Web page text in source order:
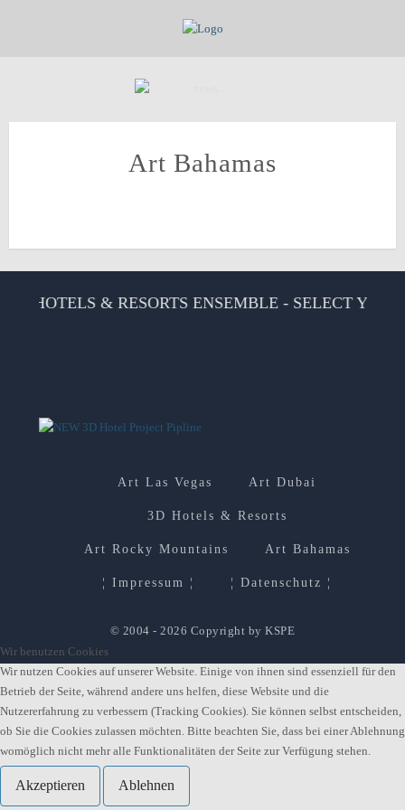
Art Bahamas
HOTELS & RESORTS ENSEMBLE - SELECT
Art Las Vegas Art Dubai
3D Hotels & Resorts
Art Rocky Mountains Art Bahamas
¦ Impressum ¦ ¦ Datenschutz ¦
© 2004 - 2026 Copyright by KSPE
Wir benutzen Cookies
Wir nutzen Cookies auf unserer Website. Einige von ihnen sind essenziell für den
Betrieb der Seite, während andere uns helfen, diese Website und die
Nutzererfahrung zu verbessern (Tracking Cookies). Sie können selbst entscheiden,
ob Sie die Cookies zulassen möchten. Bitte beachten Sie, dass bei einer Ablehnung
womöglich nicht mehr alle Funktionalitäten der Seite zur Verfügung stehen.
Akzeptieren Ablehnen